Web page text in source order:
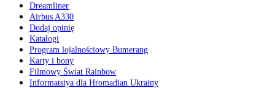
Dreamliner
Airbus A330
Dodaj opinię
Katalogi
Program lojalnościowy Bumerang
Karty i bony
Filmowy Świat Rainbow
Informatsiya dla Hromadian Ukrainy